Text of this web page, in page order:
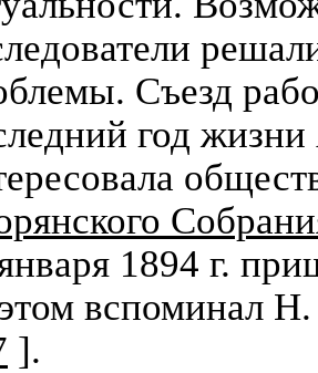
Съезд
год жизни
1894 г.
вспоминал
].